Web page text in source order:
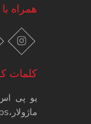
همراه
کلمات
یو پی
ماژولار،ups ماژولار